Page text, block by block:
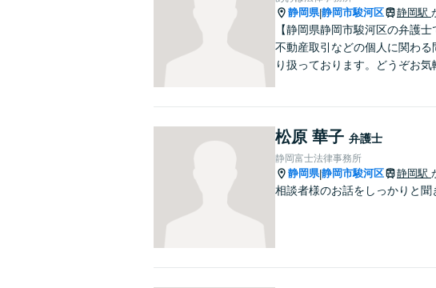
静岡県|静岡市駿河区 静岡駅
【静岡県静岡市駿河区の弁護
不動産取引などの個人に関わ
り扱っております。どうぞお気
松原 華子 弁護士
静岡富士法律事務所
静岡県|静岡市駿河区 静岡駅
相談者様のお話をしっかりと聞